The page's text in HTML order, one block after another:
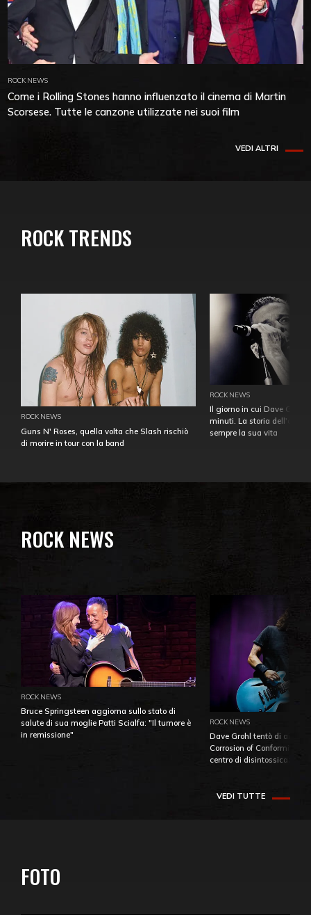
ROCK NEWS
Come i Rolling Stones hanno influenzato il cinema di Martin
Scorsese. Tutte le canzone utilizzate nei suoi film
VEDI ALTRI
ROCK TRENDS
ROCK NEWS
Guns N' Roses, quella volta che Slash rischiò
di morire in tour con la band
ROCK NEWS
Il giorno in cui Dave
minuti. La storia
sempre la sua vita
ROCK NEWS
ROCK NEWS
Bruce Springsteen aggiorna sullo stato di
salute di sua moglie Patti Scialfa: "Il tumore è
in remissione"
ROCK NEWS
Dave Grohl tentò di
Corrosion of Conformity
centro di
VEDI TUTTE
FOTO